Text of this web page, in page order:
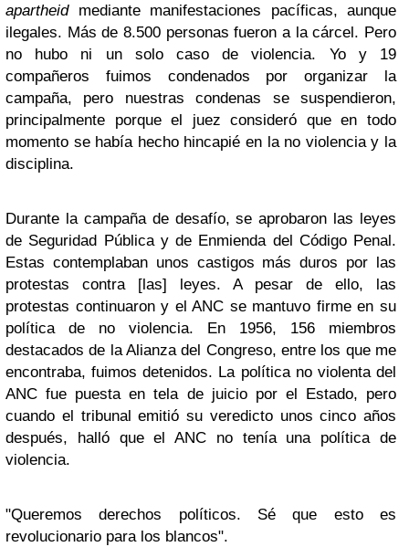
apartheidmediante manifestaciones pacíficas, aunque
ilegales. Más de 8.500 personas fueron a la cárcel. Pero
no hubo ni un solo caso de violencia. Yo y 19
compañeros fuimos condenados por organizar la
campaña, pero nuestras condenas se suspendieron,
principalmente porque el juez consideró que en todo
momento se había hecho hincapié en la no violencia y la
disciplina.
Durante la campaña de desafío, se aprobaron las leyes
de Seguridad Pública y de Enmienda del Código Penal.
Estas contemplaban unos castigos más duros por las
protestas contra [las] leyes. A pesar de ello, las
protestas continuaron y el ANC se mantuvo firme en su
política de no violencia. En 1956, 156 miembros
destacados de la Alianza del Congreso, entre los que me
encontraba, fuimos detenidos. La política no violenta del
ANC fue puesta en tela de juicio por el Estado, pero
cuando el tribunal emitió su veredicto unos cinco años
después, halló que el ANC no tenía una política de
violencia.
"Queremos derechos políticos. Sé que esto es
revolucionario para los blancos".